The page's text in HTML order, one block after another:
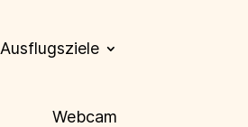
Ausflugsziele
Webcam